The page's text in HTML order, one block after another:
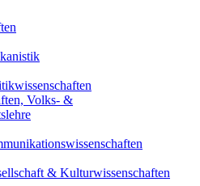
Volks- &
& Kulturwissenschaften